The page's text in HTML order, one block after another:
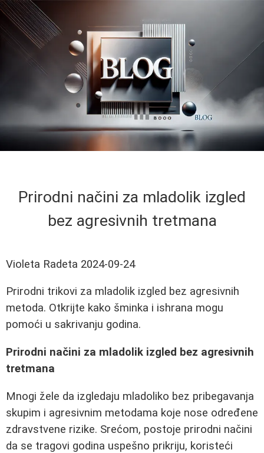
Prirodni načini za mladolik izgled
bez agresivnih tretmana
Violeta Radeta 2024-09-24
Prirodni trikovi za mladolik izgled bez agresivnih
metoda. Otkrijte kako šminka i ishrana mogu
pomoći u sakrivanju godina.
Prirodni načini za mladolik izgled bez agresivnih
tretmana
Mnogi žele da izgledaju mladoliko bez pribegavanja
skupim i agresivnim metodama koje nose određene
zdravstvene rizike. Srećom, postoje prirodni načini
da se tragovi godina uspešno prikriju, koristeći